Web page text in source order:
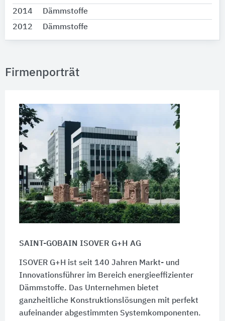
2014
Dämmstoffe
2012
Dämmstoffe
Firmenporträt
SAINT-GOBAIN ISOVER G+H AG
ISOVER G+H ist seit 140 Jahren Markt- und
Innovationsführer im Bereich energieeffizienter
Dämmstoffe. Das Unternehmen bietet
ganzheitliche Konstruktionslösungen mit perfekt
aufeinander abgestimmten Systemkomponenten.